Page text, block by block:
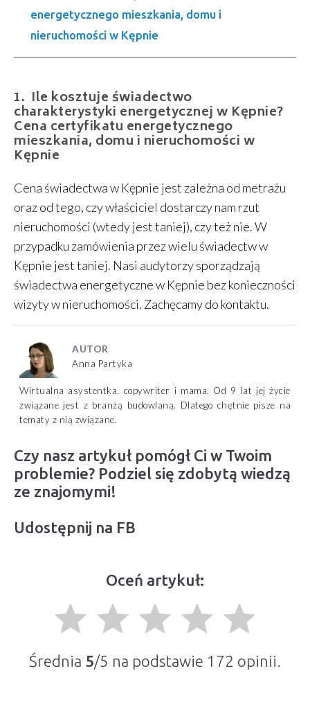
energetycznego mieszkania, domu i
nieruchomości w Kępnie
Ile kosztuje świadectwo
charakterystyki energetycznej w Kępnie?
Cena certyfikatu energetycznego
mieszkania, domu i nieruchomości w
Kępnie
Cena świadectwa w Kępnie jest zależna od metrażu
oraz od tego, czy właściciel dostarczy nam rzut
nieruchomości (wtedy jest taniej), czy też nie. W
przypadku zamówienia przez wielu świadectw w
Kępnie jest taniej. Nasi audytorzy sporządzają
świadectwa energetyczne w Kępnie bez konieczności
wizyty w nieruchomości. Zachęcamy do kontaktu.
AUTOR
Anna Partyka
Wirtualna asystentka, copywriter i mama. Od 9 lat jej życie
związane jest z branżą budowlaną. Dlatego chętnie pisze na
tematy z nią związane.
Czy nasz artykuł pomógł Ci w Twoim
problemie? Podziel się zdobytą wiedzą
ze znajomymi!
Udostępnij na FB
Oceń artykuł:
grade grade grade grade grade
Średnia 5/5 na podstawie 172 opinii.